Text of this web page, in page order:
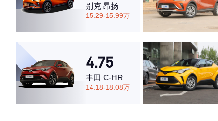
别克 昂扬
15.29-15.99万
4.75
丰田 C-HR
14.18-18.08万